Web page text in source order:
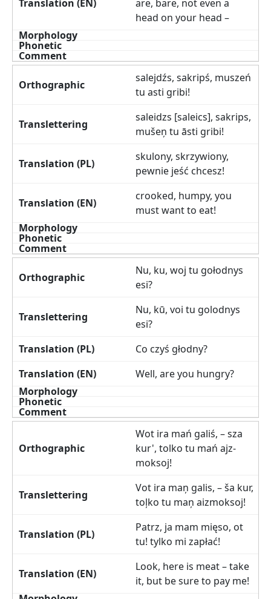
are, bare, not even a
head on your head –
salejdźs, sakripś, muszeń
tu asti gribi!
saleidzs [saleics], sakrips,
mušeņ tu āsti gribi!
skulony, skrzywiony,
pewnie jeść chcesz!
crooked, humpy, you
must want to eat!
Nu, ku, woj tu gołodnys
esi?
Nu, kū, voi tu golodnys
esi?
Co czyś głodny?
Well, are you hungry?
Wot ira mań galiś, – sza
kur', tolko tu mań ajz-
moksoj!
Vot ira maņ galis, – ša kur,
toļko tu maņ aizmoksoj!
Patrz, ja mam mięso, ot
tu! tylko mi zapłać!
Look, here is meat – take
it, but be sure to pay me!